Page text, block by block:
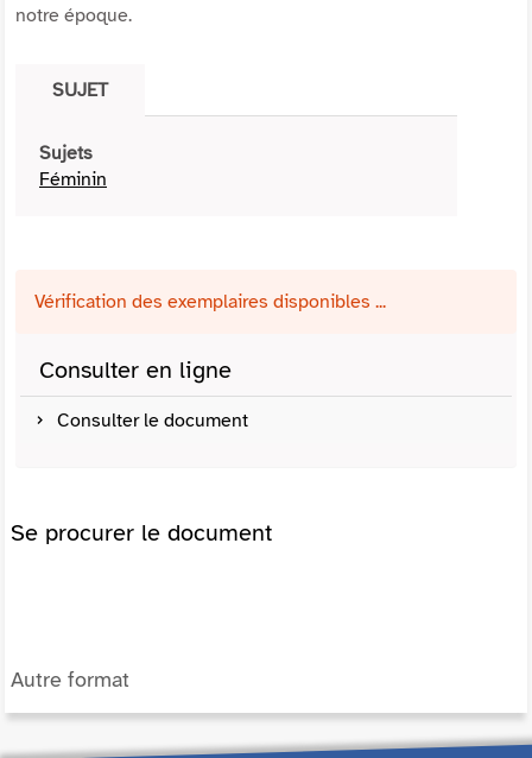
notre époque.
SUJET
Sujets
Féminin
Vérification des exemplaires disponibles ...
Consulter en ligne
Consulter le document
Se procurer le document
Autre format